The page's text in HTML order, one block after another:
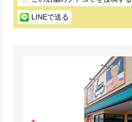
LINEで送る